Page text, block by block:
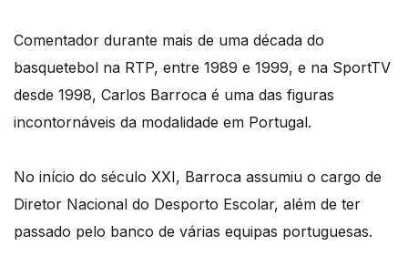
Comentador durante mais de uma década do
basquetebol na RTP, entre 1989 e 1999, e na SportTV
desde 1998, Carlos Barroca é uma das figuras
incontornáveis da modalidade em Portugal.
No início do século XXI, Barroca assumiu o cargo de
Diretor Nacional do Desporto Escolar, além de ter
passado pelo banco de várias equipas portuguesas.